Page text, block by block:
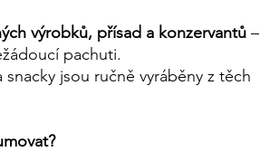
výrobků, přísad a konzervantů –
pachuti.
jsou ručně vyráběny z těch